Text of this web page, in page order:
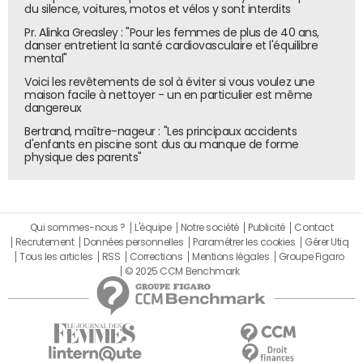
Face à cette situation, plusieurs groupes parlementaires,
dont la droite, s'opposent également à certaines
dispositions du projet. La possibilité d'une alliance entre le
RN et d'autres oppositions, comme la gauche, pour voter
une censure en décembre est désormais envisagée.
Toutefois, le gouvernement prévient qu'un rejet du
budget plongerait le pays dans "le désordre et la chienlit",
selon les termes de Jean-Noël Barrot, ministre des
Pour tenter d'éviter une crise majeure, Michel Barnier a
invité les présidents des groupes parlementaires à
Matignon la semaine prochaine. Marine Le Pen sera reçue
lundi. Cette rencontre survient dans un contexte de
tensions sociales marquées, avec des grèves et
mobilisations dans plusieurs secteurs clés.
du silence, voitures, motos et vélos y sont interdits
Pr. Alinka Greasley : "Pour les femmes de plus de 40 ans,
danser entretient la santé cardiovasculaire et l'équilibre
mental"
Voici les revêtements de sol à éviter si vous voulez une
maison facile à nettoyer - un en particulier est même
dangereux
Bertrand, maître-nageur : "Les principaux accidents
d'enfants en piscine sont dus au manque de forme
physique des parents"
Qui sommes-nous ? L'équipe Notre société Publicité
Contact
Recrutement
Données personnelles Paramétrer les cookies
Gérer Utiq
Tous les articles
RSS Corrections Mentions légales
Groupe Figaro
© 2025 CCM Benchmark